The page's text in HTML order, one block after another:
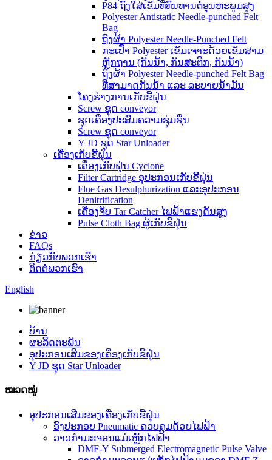
P84 ຖົງໃສ່ເຂັມທີ່ທົນທານຕໍ່ອຸນຫະພູມສູງ
Polyester Antistatic Needle-punched Felt
Bag
ຖົງຜ້າ Polyester Needle-Punched Felt
ກະເປົ໋າ Polyester ເຂັມເຈາະດ້ວຍເຂັມສາມ
ຫຼັກຖານ (ກັນນໍ້າ, ກັນສະຕິກ, ກັນນໍ້າ)
ຖົງຜ້າ Polyester Needle-punched Felt Bag
ທີ່ສາມາດກັນນໍ້າ ແລະ ລະບາຍນໍ້າມັນ
ໂຄງຮ່າງການເກັບຂີ້ຝຸ່ນ
Screw ຊຸດ conveyor
ຊຸດເຄື່ອງປະສົມຄວາມຊຸ່ມຊື່ນ
Screw ຊຸດ conveyor
Y JD ຊຸດ Star Unloader
ເຄື່ອງເກັບຂີ້ຝຸ່ນ
ເຄື່ອງເກັບຝຸ່ນ Cyclone
Filter Cartridge ອຸປະກອນເກັບຂີ້ຝຸ່ນ
Flue Gas Desulphurization ແລະອຸປະກອນ
Denitrification
ເຄື່ອງຈັບ Tar Catcher ໄຟຟ້າແຮງດັນສູງ
Pulse Cloth Bag ຜູ້ເກັບຂີ້ຝຸ່ນ
ຂ່າວ
FAQs
ກ່ຽວ​ກັບ​ພວກ​ເຮົາ
ຕິດ​ຕໍ່​ພວກ​ເຮົາ
English
ບ້ານ
ຜະລິດຕະພັນ
ອຸປະກອນເສີມຂອງເຄື່ອງເກັບຂີ້ຝຸ່ນ
Y JD ຊຸດ Star Unloader
ໝວດໝູ່
ອຸປະກອນເສີມຂອງເຄື່ອງເກັບຂີ້ຝຸ່ນ
ອົງປະກອບ Pneumatic ຄວບຄຸມດ້ວຍໄຟຟ້າ
ວາວກຳມະຈອນແມ່ເຫຼັກໄຟຟ້າ
DMF-Y Submerged Electromagnetic Pulse Valve